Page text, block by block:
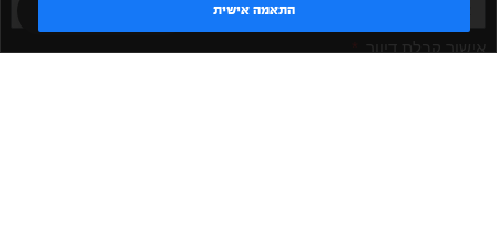
התאמה אישית
אישור קבלת דיוור